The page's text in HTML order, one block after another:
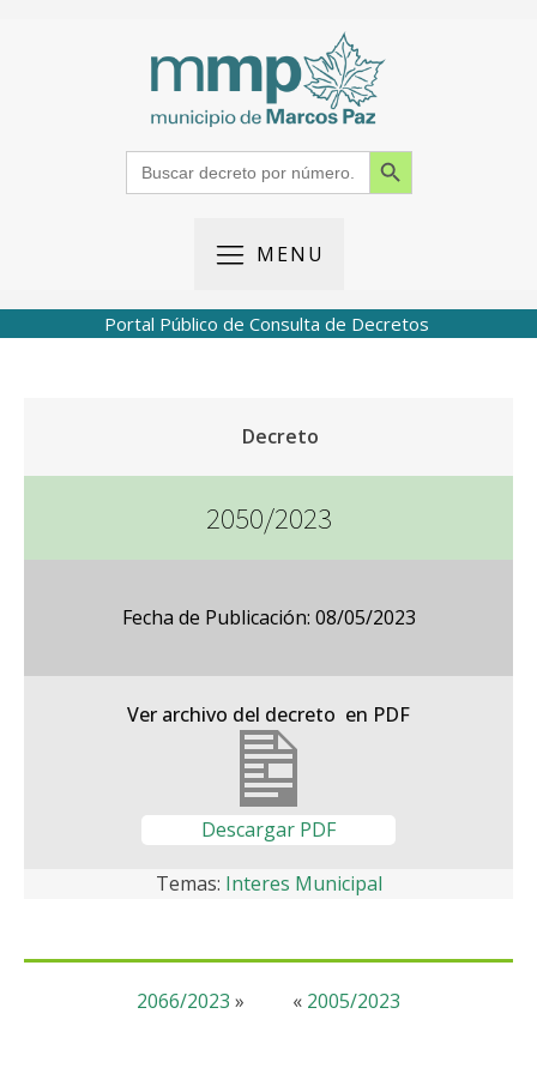
Search
for:
Search Button
MENU
Portal Público de Consulta de Decretos
Decreto
2050/2023
Fecha de Publicación: 08/05/2023
Ver archivo del decreto en PDF
Descargar PDF
Temas: Interes Municipal
« 2005/2023
2066/2023 »